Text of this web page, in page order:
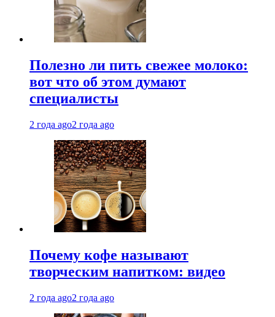
Полезно ли пить свежее молоко:
вот что об этом думают
специалисты
2 года ago2 года ago
Почему кофе называют
творческим напитком: видео
2 года ago2 года ago